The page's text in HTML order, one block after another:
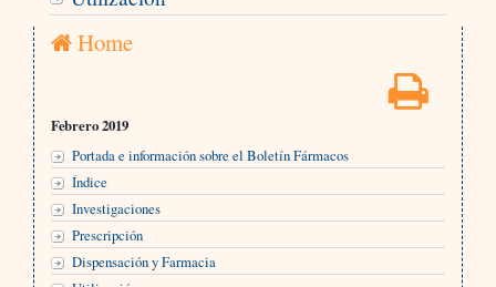
Home
Febrero 2019
Portada e información sobre el Boletín Fármacos
Índice
Investigaciones
Prescripción
Dispensación y Farmacia